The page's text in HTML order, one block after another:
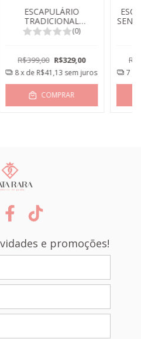
ESCAPULÁRIO
TRADICIONAL
SAGRADO CORAÇÃO
PEQUENO
(0)
R$399,00 R$329,00
8x de R$41,13 sem juros
COMPRAR
7
e promoções!